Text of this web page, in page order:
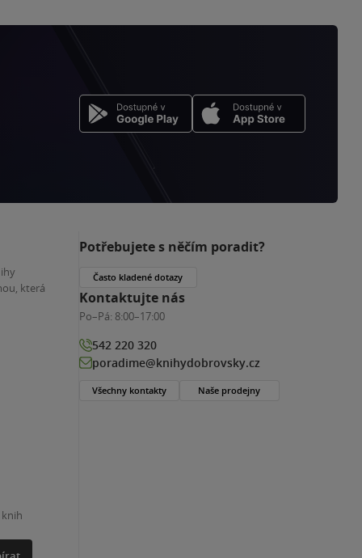
která
Potřebujete s něčím poradit?
Často kladené dotazy
Kontaktujte nás
Po–Pá: 8:00–17:00
542 220 320
poradime@knihydobrovsky.cz
Všechny kontakty Naše prodejny